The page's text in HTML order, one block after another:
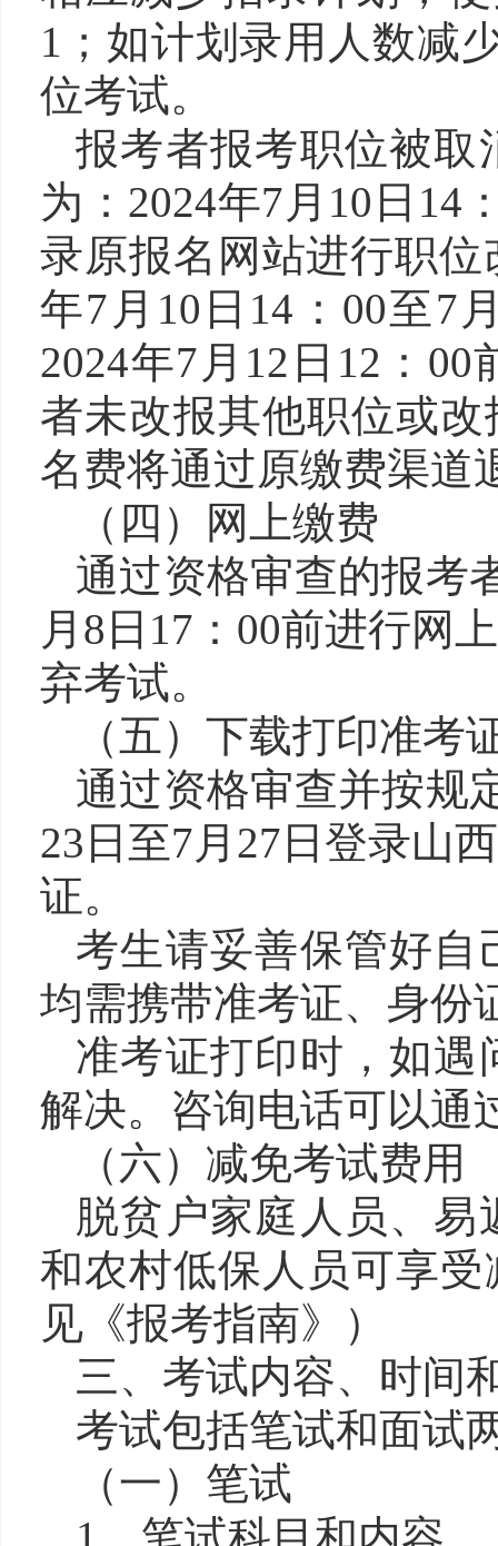
1；如计划录用人数减
位考试。
报考者报考职位被取
为：2024年7月10日14
录原报名网站进行职
年7月10日14：00至7
2024年7月12日12：
者未改报其他职位或
名费将通过原缴费渠道
（四）网上缴费
通过资格审查的报考
月8日17：00前进行网
弃考试。
（五）下载打印准考
通过资格审查并按规
23日至7月27日登录山
证。
考生请妥善保管好自
均需携带准考证、身份
准考证打印时，如遇
解决。咨询电话可以通
（六）减免考试费用
脱贫户家庭人员、
和农村低保人员可享
见《报考指南》）
三、考试内容、时间
考试包括笔试和面试
（一）笔试